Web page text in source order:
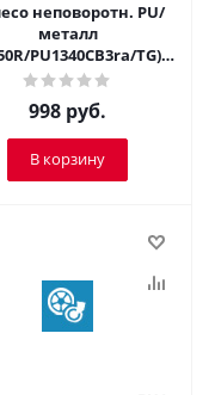
неповоротн. PU/
металл
PU1340CB3ra/TG)
125мм
998 руб.
В корзину